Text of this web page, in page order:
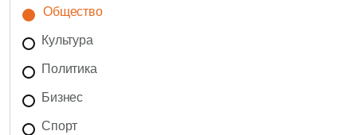
Общество
Культура
Политика
Бизнес
Спорт